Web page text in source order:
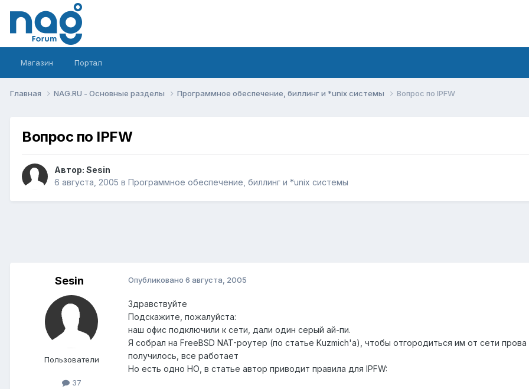
Магазин Портал
Главная NAG.RU - Основные разделы Программное обеспечение, биллинг и *unix системы Вопрос по IPFW
Вопрос по IPFW
Автор: Sesin
6 августа, 2005 в Программное обеспечение, биллинг и *unix системы
Sesin
Пользователи
37
Опубликовано 6 августа, 2005
Здравствуйте
Подскажите, пожалуйста:
наш офис подключили к сети, дали один серый ай-пи.
Я собрал на FreeBSD NAT-роутер (по статье Kuzmich'a), чтобы отгородиться им от сети
получилось, все работает
Но есть одно НО, в статье автор приводит правила для IPFW: